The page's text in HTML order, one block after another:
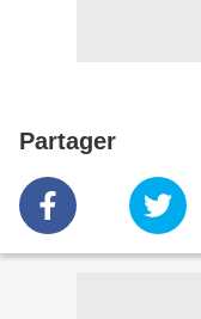
Partager